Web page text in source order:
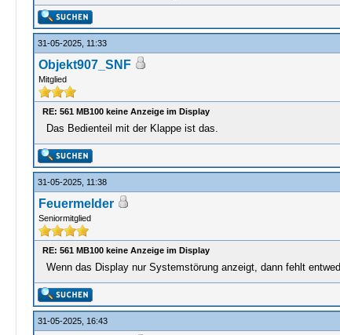
31-05-2025, 11:33
Objekt907_SNF
Mitglied
RE: 561 MB100 keine Anzeige im Display
Das Bedienteil mit der Klappe ist das.
31-05-2025, 11:38
Feuermelder
Seniormitglied
RE: 561 MB100 keine Anzeige im Display
Wenn das Display nur Systemstörung anzeigt, dann fehlt
31-05-2025, 16:43